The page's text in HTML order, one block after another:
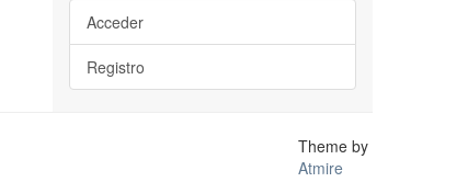
Acceder
Registro
Theme by
Atmire